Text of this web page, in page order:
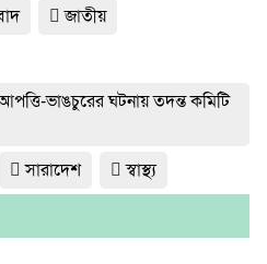
জাতীয়
ভাঙচুরের ঘটনায় তদন্ত কমিটি
সারাদেশ স্বাস্থ্য